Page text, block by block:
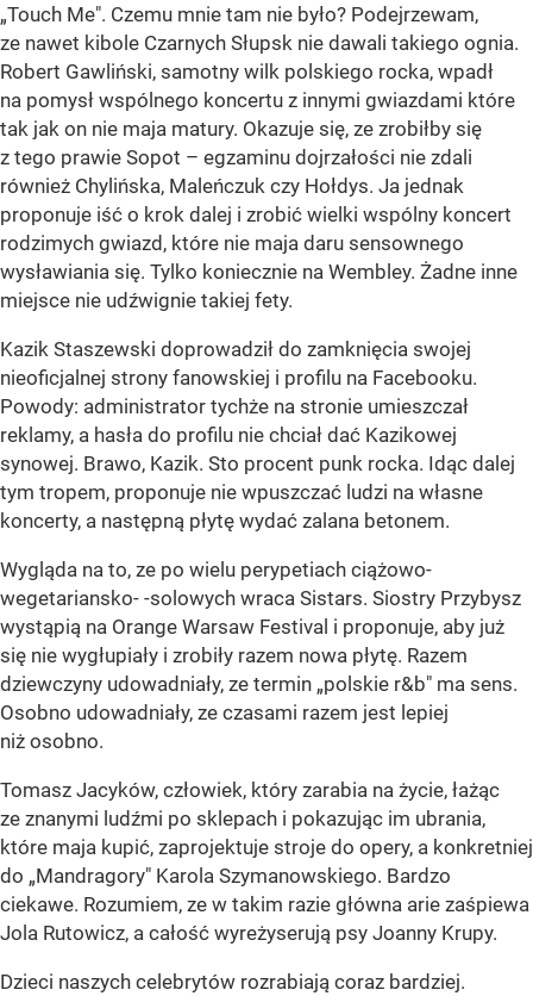
„Touch Me". Czemu mnie tam nie było? Podejrzewam,
ze nawet kibole Czarnych Słupsk nie dawali takiego ognia.
Robert Gawliński, samotny wilk polskiego rocka, wpadł
na pomysł wspólnego koncertu z innymi gwiazdami które
tak jak on nie maja matury. Okazuje się, ze zrobiłby się
z tego prawie Sopot – egzaminu dojrzałości nie zdali
również Chylińska, Maleńczuk czy Hołdys. Ja jednak
proponuje iść o krok dalej i zrobić wielki wspólny koncert
rodzimych gwiazd, które nie maja daru sensownego
wysławiania się. Tylko koniecznie na Wembley. Żadne inne
miejsce nie udźwignie takiej fety.
Kazik Staszewski doprowadził do zamknięcia swojej
nieoficjalnej strony fanowskiej i profilu na Facebooku.
Powody: administrator tychże na stronie umieszczał
reklamy, a hasła do profilu nie chciał dać Kazikowej
synowej. Brawo, Kazik. Sto procent punk rocka. Idąc dalej
tym tropem, proponuje nie wpuszczać ludzi na własne
koncerty, a następną płytę wydać zalana betonem.
Wygląda na to, ze po wielu perypetiach ciążowo-
wegetariansko- -solowych wraca Sistars. Siostry Przybysz
wystąpią na Orange Warsaw Festival i proponuje, aby już
się nie wygłupiały i zrobiły razem nowa płytę. Razem
dziewczyny udowadniały, ze termin „polskie r&b" ma sens.
Osobno udowadniały, ze czasami razem jest lepiej
niż osobno.
Tomasz Jacyków, człowiek, który zarabia na życie, łażąc
ze znanymi ludźmi po sklepach i pokazując im ubrania,
które maja kupić, zaprojektuje stroje do opery, a konkretniej
do „Mandragory" Karola Szymanowskiego. Bardzo
ciekawe. Rozumiem, ze w takim razie główna arie zaśpiewa
Jola Rutowicz, a całość wyreżyserują psy Joanny Krupy.
Dzieci naszych celebrytów rozrabiają coraz bardziej.